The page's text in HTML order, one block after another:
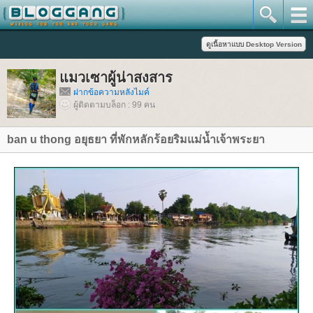
มวเซาผู้น่าสงสาร
ฝากข้อความหลังไมค์
ผู้ติดตามบล็อก : 99 คน
ban u thong อยุธยา ที่พักหลักร้อยริมแม่น้ำเจ้าพระยา